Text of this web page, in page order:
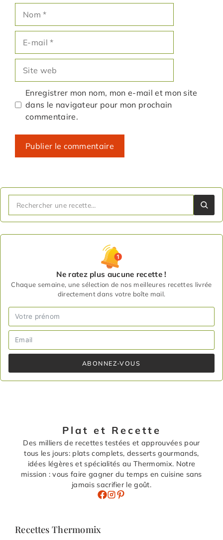
mail
web
Enregistrer mon nom, mon e-mail et mon site
dans le navigateur pour mon prochain
commentaire.
Ne ratez plus aucune recette !
Chaque semaine, une sélection de nos meilleures recettes livrée
directement dans votre boîte mail.
ABONNEZ-VOUS
Plat et Recette
Des milliers de recettes testées et approuvées pour
tous les jours: plats complets, desserts gourmands,
idées légères et spécialités au Thermomix. Notre
mission : vous faire gagner du temps en cuisine sans
jamais sacrifier le goût.
Recettes Thermomix